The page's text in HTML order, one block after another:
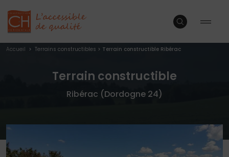
Accueil > Terrains constructibles > Terrain constructible Ribérac
Terrain constructible
Ribérac (Dordogne 24)